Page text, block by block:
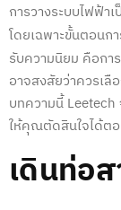
การวางระบบไฟฟ้า
โดยเฉพาะขั้นตอนก
รับความนิยม คือการ
อาจสงสัยว่าควรเลื
บทความนี้ Leetech
ให้คุณตัดสินใจได้ตอ
เดินท่อ